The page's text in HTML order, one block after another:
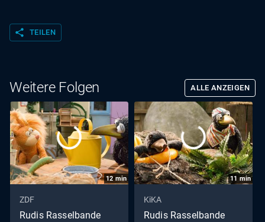
share TEILEN
Weitere Folgen ALLE ANZEIGEN
12min
ZDF
Rudis Rasselbande
11 min
KiKA
Rudis Rasselbande